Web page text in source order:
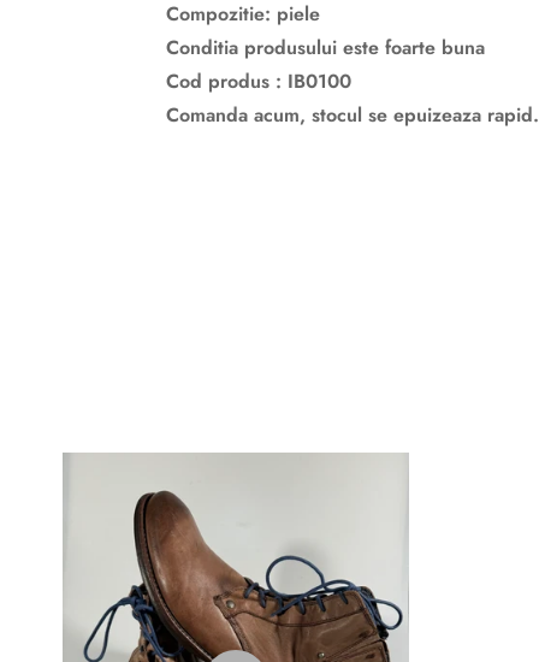
Compozitie: piele
Conditia produsului este foarte buna
Cod produs : IB0100
Comanda acum, stocul se epuizeaza rapid.